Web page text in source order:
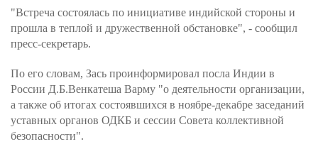
"Встреча состоялась по инициативе индийской стороны и
прошла в теплой и дружественной обстановке", - сообщил
пресс-секретарь.
По его словам, Зась проинформировал посла Индии в
России Д.Б.Венкатеша Варму "о деятельности организации,
а также об итогах состоявшихся в ноябре-декабре заседаний
уставных органов ОДКБ и сессии Совета коллективной
безопасности".